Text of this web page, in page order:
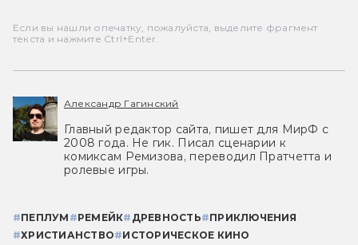
Если вы нашли опечатку, пожалуйста, выделите фрагмент
текста и нажмите Ctrl+Enter.
Александр Гагинский
Главный редактор сайта, пишет для МирФ с
2008 года. Не гик. Писал сценарии к
комиксам Ремизова, переводил Пратчетта и
ролевые игры.
#ПЕПЛУМ #РЕМЕЙК# ДРЕВНОСТЬ#ПРИКЛЮЧЕНИЯ
#ХРИСТИАНСТВО#ИСТОРИЧЕСКОЕ КИНО